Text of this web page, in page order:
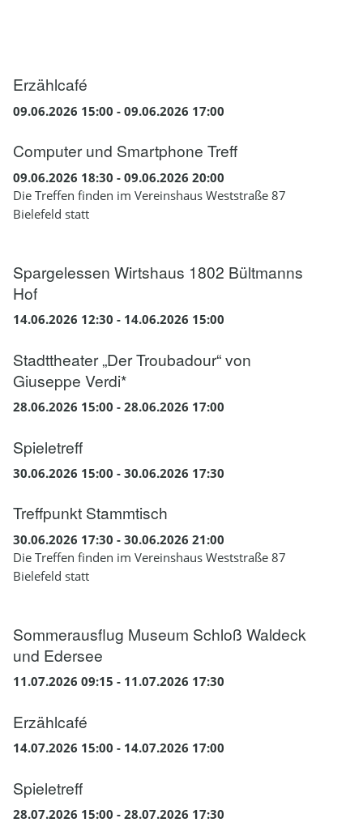
Erzählcafé
09.06.2026 15:00 - 09.06.2026 17:00
Computer und Smartphone Treff
09.06.2026 18:30 - 09.06.2026 20:00
Die Treffen finden im Vereinshaus Weststraße 87
Bielefeld statt
Spargelessen Wirtshaus 1802 Bültmanns
Hof
14.06.2026 12:30 - 14.06.2026 15:00
Stadttheater „Der Troubadour“ von
Giuseppe Verdi*
28.06.2026 15:00 - 28.06.2026 17:00
Spieletreff
30.06.2026 15:00 - 30.06.2026 17:30
Treffpunkt Stammtisch
30.06.2026 17:30 - 30.06.2026 21:00
Die Treffen finden im Vereinshaus Weststraße 87
Bielefeld statt
Sommerausflug Museum Schloß Waldeck
und Edersee
11.07.2026 09:15 - 11.07.2026 17:30
Erzählcafé
14.07.2026 15:00 - 14.07.2026 17:00
Spieletreff
28.07.2026 15:00 - 28.07.2026 17:30